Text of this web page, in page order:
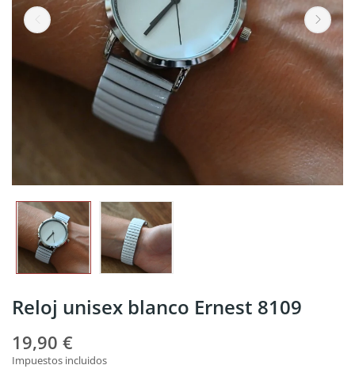
Reloj unisex blanco Ernest 8109
19,90 €
Impuestos incluidos